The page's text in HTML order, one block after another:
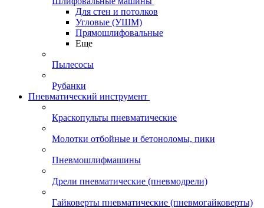
Для стен и потолков
Угловые (УШМ)
Прямошлифовальные
Еще
Пылесосы
Рубанки
Пневматический инструмент
Краскопульты пневматические
Молотки отбойные и бетоноломы, пики
Пневмошлифмашины
Дрели пневматические (пневмодрели)
Гайковерты пневматические (пневмогайковерты)